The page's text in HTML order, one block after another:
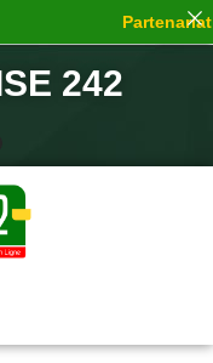
242
Partenariat